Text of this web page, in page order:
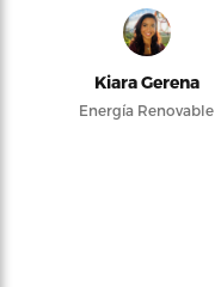
Kiara Gerena
Energía Renovable